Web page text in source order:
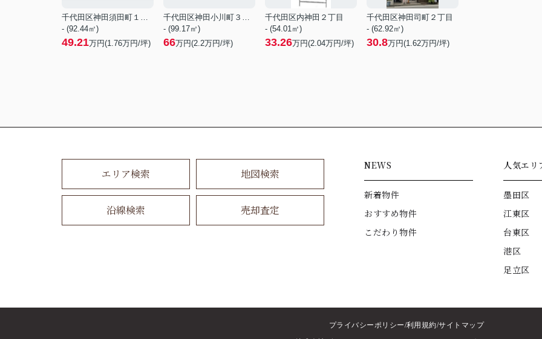
- (92.44㎡)
49.21万円(1.76万円/坪)
- (99.17㎡)
66万円(2.2万円/坪)
千代田区内神田２丁目
- (54.01㎡)
33.26万円(2.04万円/坪)
千代田区神田司町２丁目
- (62.92㎡)
30.8万円(1.62万円/坪)
エリア検索 地図検索
沿線検索 売却査定
NEWS
新着物件
おすすめ物件
こだわり物件
人気エリ
墨田区
江東区
台東区
港区
足立区
プライバシーポリシー 利用規約 サイトマップ